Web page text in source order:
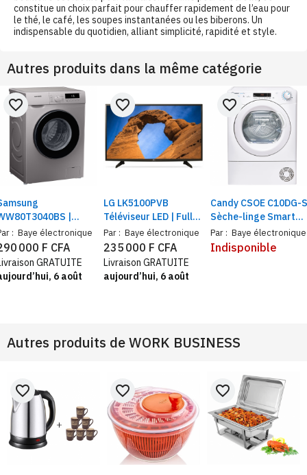
constitue un choix parfait pour chauffer rapidement de l’eau pour
le thé, le café, les soupes instantanées ou les biberons. Un
indispensable du quotidien, alliant simplicité, rapidité et style.
Autres produits dans la même catégorie
|
linge inverter,
| Vitesse de
(t/min) 1400
: Baye électronique
favorite_border
000 F CFA
GRATUITE
6 août
LG LK5100PVB
Téléviseur LED | Full
HD Ecran 49 pouces
Par : Baye électronique
favorite_border
235 000 F CFA
Livraison GRATUITE
aujourd’hui, 6 août
Candy CSOE C10DG-S
Sèche-linge Smart
Pro pose libre, A
condensation, 10 Kg,
Par : Baye électronique
favorite_border
Indisponible
Autres produits deWORK BUSINESS
favorite_border favorite_border favorite_border